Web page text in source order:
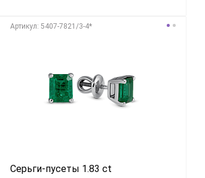
Aртикул: 5407-7821/3-4*
Серьги-пусеты 1.83 ct